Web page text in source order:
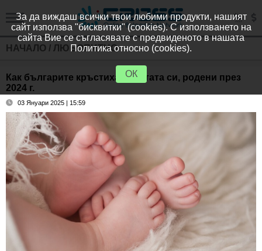
НАЧАЛО / ЛЮБОПИТНО
Как българите кръстиха бебетата си, родени през
2024 г.
03 Януари 2025 | 15:59
За да виждаш всички твои любими продукти, нашият
сайт използва "бисквитки" (cookies). С използването на
сайта Вие се съгласявате с предвиденото в нашата
Политика относно (cookies).
ОК